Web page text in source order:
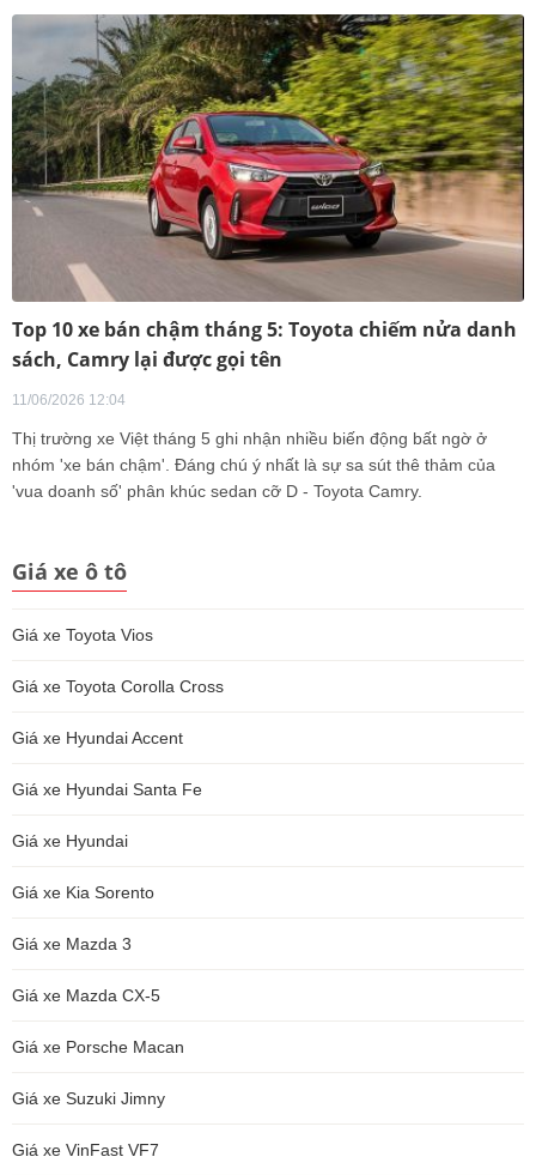
Top 10 xe bán chậm tháng 5: Toyota chiếm nửa danh
sách, Camry lại được gọi tên
11/06/2026 12:04
Thị trường xe Việt tháng 5 ghi nhận nhiều biến động bất ngờ ở
nhóm 'xe bán chậm'. Đáng chú ý nhất là sự sa sút thê thảm của
'vua doanh số' phân khúc sedan cỡ D - Toyota Camry.
Giá xe ô tô
Giá xe Toyota Vios
Giá xe Toyota Corolla Cross
Giá xe Hyundai Accent
Giá xe Hyundai Santa Fe
Giá xe Hyundai
Giá xe Kia Sorento
Giá xe Mazda 3
Giá xe Mazda CX-5
Giá xe Porsche Macan
Giá xe Suzuki Jimny
Giá xe VinFast VF7